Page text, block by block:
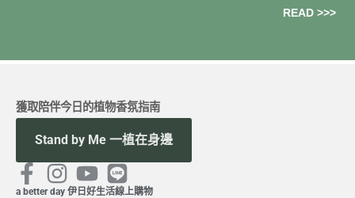
READ >>>
a better day 伊日好生活線上購物
獲取陪伴今日的植物香氛指南
Stand by Me 一植在身邊